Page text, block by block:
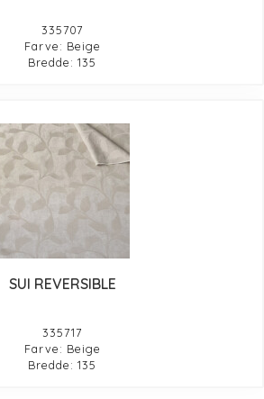
335707
Farve: Beige
Bredde: 135
SUI REVERSIBLE
335717
Farve: Beige
Bredde: 135